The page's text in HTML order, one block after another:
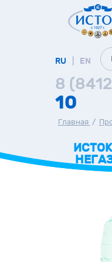
8
10
RU EN
Главная /